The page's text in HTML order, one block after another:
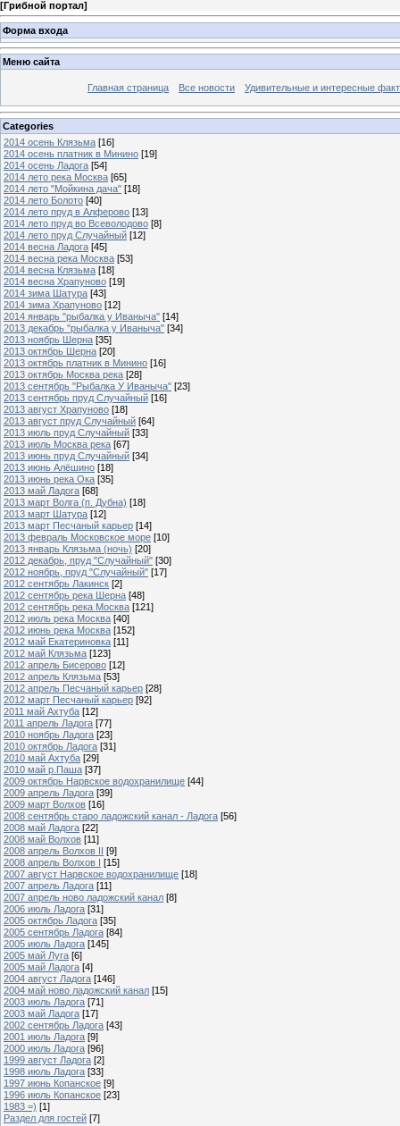
[Грибной портал]
Форма входа
Меню сайта
Главная страница Все новости Удивительные и интересные
Categories
2014 осень Клязьма [16]
2014 осень платник в Минино [19]
2014 осень Ладога [54]
2014 лето река Москва [65]
2014 лето "Мойкина дача" [18]
2014 лето Болото [40]
2014 лето пруд в Алферово [13]
2014 лето пруд во Всеволодово [8]
2014 лето пруд Случайный [12]
2014 весна Ладога [45]
2014 весна река Москва [53]
2014 весна Клязьма [18]
2014 весна Храпуново [19]
2014 зима Шатура [43]
2014 зима Храпуново [12]
2014 январь "рыбалка у Иваныча" [14]
2013 декабрь "рыбалка у Иваныча" [34]
2013 ноябрь Шерна [35]
2013 октябрь Шерна [20]
2013 октябрь платник в Минино [16]
2013 октябрь Москва река [28]
2013 сентябрь "Рыбалка У Иваныча" [23]
2013 сентябрь пруд Случайный [16]
2013 август Храпуново [18]
2013 август пруд Случайный [64]
2013 июль пруд Случайный [33]
2013 июль Москва река [67]
2013 июнь пруд Случайный [34]
2013 июнь Алёшино [18]
2013 июнь река Ока [35]
2013 май Ладога [68]
2013 март Волга (п. Дубна) [18]
2013 март Шатура [12]
2013 март Песчаный карьер [14]
2013 февраль Московское море [10]
2013 январь Клязьма (ночь) [20]
2012 декабрь, пруд "Случайный" [30]
2012 ноябрь, пруд "Случайный" [17]
2012 сентябрь Лакинск [2]
2012 сентябрь река Шерна [48]
2012 сентябрь река Москва [121]
2012 июль река Москва [40]
2012 июнь река Москва [152]
2012 май Екатериновка [11]
2012 май Клязьма [123]
2012 апрель Бисерово [12]
2012 апрель Клязьма [53]
2012 апрель Песчаный карьер [28]
2012 март Песчаный карьер [92]
2011 май Ахтуба [12]
2011 апрель Ладога [77]
2010 ноябрь Ладога [23]
2010 октябрь Ладога [31]
2010 май Ахтуба [29]
2010 май р.Паша [37]
2009 октябрь Нарвское водохранилище [44]
2009 апрель Ладога [39]
2009 март Волхов [16]
2008 сентябрь старо ладожский канал - Ладога [56]
2008 май Ладога [22]
2008 май Волхов [11]
2008 апрель Волхов II [9]
2008 апрель Волхов I [15]
2007 август Нарвское водохранилище [18]
2007 апрель Ладога [11]
2007 апрель ново ладожский канал [8]
2006 июль Ладога [31]
2005 октябрь Ладога [35]
2005 сентябрь Ладога [84]
2005 июль Ладога [145]
2005 май Луга [6]
2005 май Ладога [4]
2004 август Ладога [146]
2004 май ново ладожский канал [15]
2003 июль Ладога [71]
2003 май Ладога [17]
2002 сентябрь Ладога [43]
2001 июль Ладога [9]
2000 июль Ладога [96]
1999 август Ладога [2]
1998 июль Ладога [33]
1997 июнь Копанское [9]
1996 июль Копанское [23]
1983 =) [1]
Раздел для гостей [7]